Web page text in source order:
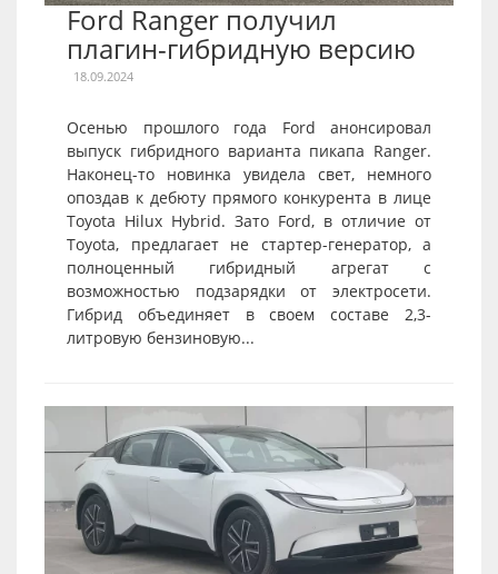
Ford Ranger получил
плагин-гибридную версию
18.09.2024
Осенью прошлого года Ford анонсировал
выпуск гибридного варианта пикапа Ranger.
Наконец-то новинка увидела свет, немного
опоздав к дебюту прямого конкурента в лице
Toyota Hilux Hybrid. Зато Ford, в отличие от
Toyota, предлагает не стартер-генератор, а
полноценный гибридный агрегат с
возможностью подзарядки от электросети.
Гибрид объединяет в своем составе 2,3-
литровую бензиновую...